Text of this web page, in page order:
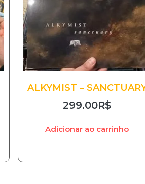
ALKYMIST –
299.00R$
Adicionar ao carrinho